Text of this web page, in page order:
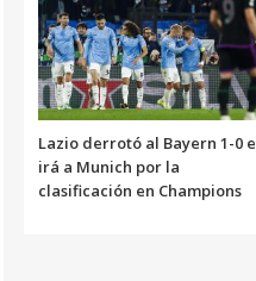
Lazio derrotó al Bayern 1-0 e
irá a Munich por la
clasificación en Champions